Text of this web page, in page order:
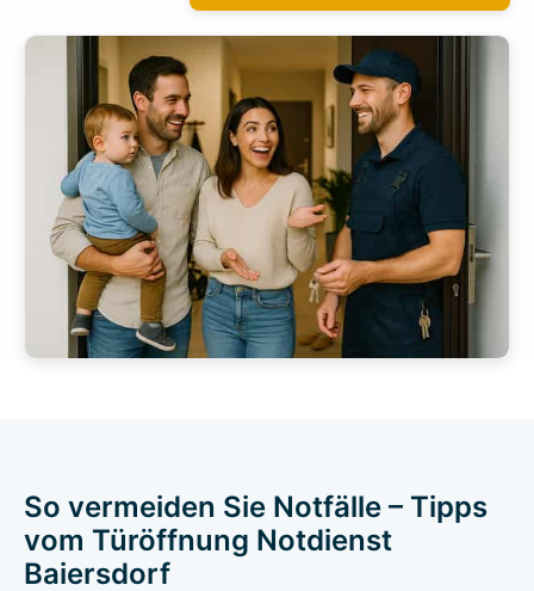
So vermeiden Sie Notfälle – Tipps
vom Türöffnung Notdienst
Baiersdorf